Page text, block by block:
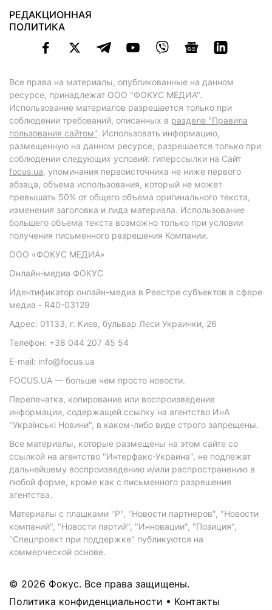
РЕДАКЦИОННАЯ
ПОЛИТИКА
Все права на материалы, опубликованные на данном
ресурсе, принадлежат ООО "ФОКУС МЕДИА".
Использование материалов разрешается только при
соблюдении требований, описанных в разделе "Правила
пользования сайтом". Использовать информацию,
размещенную на данном ресурсе, разрешается только при
соблюдении следующих условий: гиперссылки на Сайт
focus.ua, упоминания первоисточника не ниже первого
абзаца, объема использования, который не может
превышать 50% от общего объема оригинального текста,
изменения заголовка и лида материала. Использование
большего объема текста возможно только при условии
получения письменного разрешения Компании.
ООО «ФОКУС МЕДИА»
Онлайн-медиа ФОКУС
Идентификатор онлайн-медиа в Реестре субъектов в сфере
медиа - R40-03129
Адрес: 01133, г. Киев, бульвар Леси Украинки, 26
Телефон: +38 044 207 45 54
E-mail: info@focus.ua
FOCUS.UA — больше чем просто новости.
Перепечатка, копирование или воспроизведение
информации, содержащей ссылку на агентство ИнА
"Українські Новини", в каком-либо виде строго запрещены.
Все материалы, которые размещены на этом сайте со
ссылкой на агентство "Интерфакс-Украина", не подлежат
дальнейшему воспроизведению и/или распространению в
любой форме, кроме как с письменного разрешения
агентства.
Материалы с плашками "Р", "Новости партнеров", "Новости
компаний", "Новости партий", "Инновации", "Позиция",
"Спецпроект при поддержке" публикуются на
коммерческой основе.
© 2026 Фокус. Все права защищены.
Политика конфиденциальности • Контакты